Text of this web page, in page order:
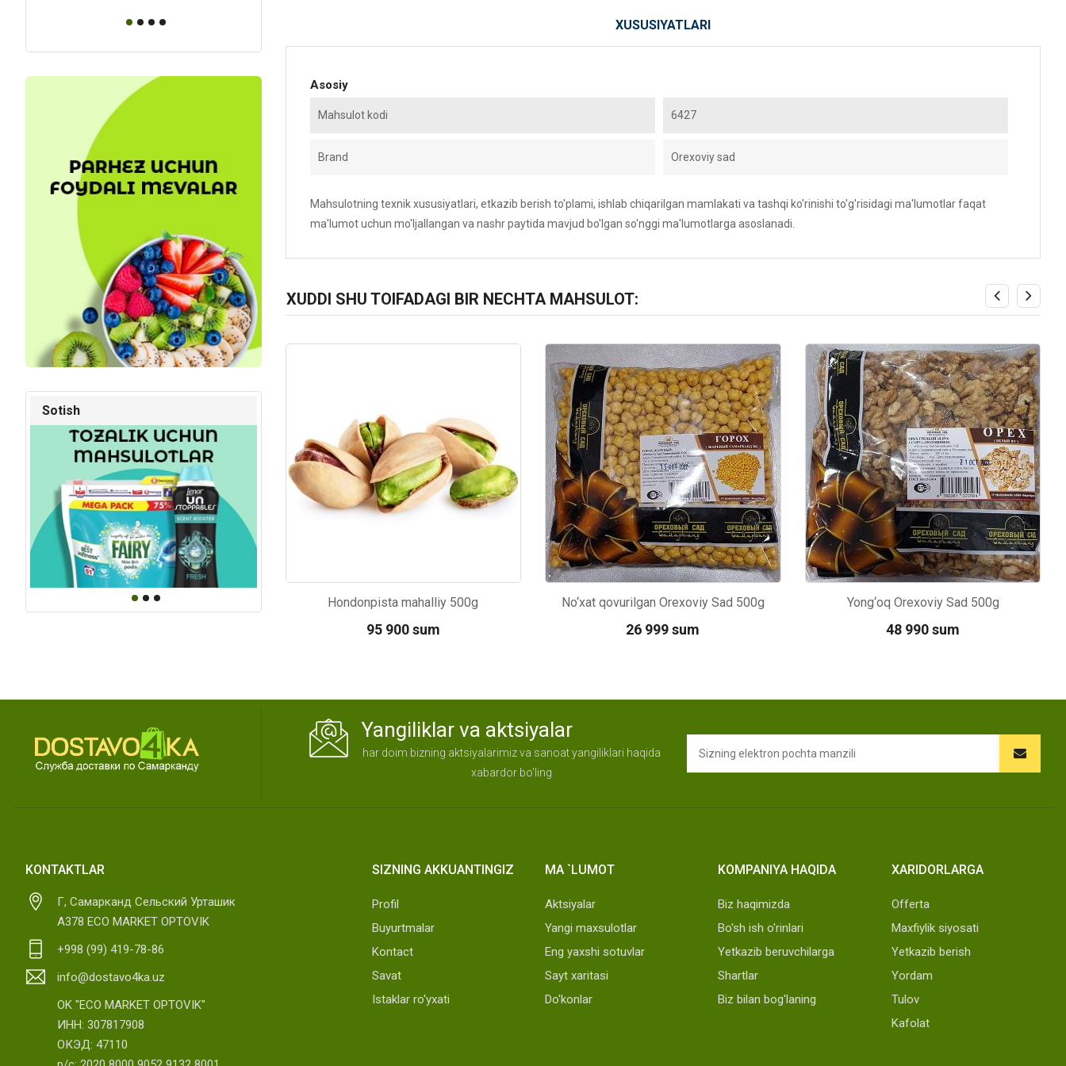
Sotish
XUSUSIYATLARI
Asosiy
Mahsulot kodi 6427
Brand Orexoviy sad
Mahsulotning texnik xususiyatlari, etkazib berish to'plami, ishlab chiqarilgan mamlakati va tashqi ko'rinishi to'g'risidagi ma'lumotlar faqat
ma'lumot uchun mo'ljallangan va nashr paytida mavjud bo'lgan so'nggi ma'lumotlarga asoslanadi.
XUDDI SHU TOIFADAGI BIR NECHTA MAHSULOT:
Kod: 4393
Hondonpista mahalliy 500g
95 900 sum
No‘xat qovurilgan Orexoviy Sad 500g
26 999 sum
Kod: 6426
Yong‘oq Orexoviy Sad 500g
48 990 sum
Kod: 6424
Yangiliklar va aktsiyalar
har doim bizning aktsiyalarimiz va sanoat yangiliklari haqida
xabardor bo'ling
KONTAKTLAR
Г, Самарканд Сельский Урташик
А378 ECO MARKET OPTOVIK
+998 (99) 419-78-86
info@dostavo4ka.uz
OK "ECO MARKET OPTOVIK"
ИНН: 307817908
ОКЭД: 47110
SIZNING AKKUANTINGIZ
Profil
Buyurtmalar
Kontact
Savat
Istaklar ro'yxati
MA `LUMOT
Aktsiyalar
Yangi maxsulotlar
Eng yaxshi sotuvlar
Sayt xaritasi
Do'konlar
KOMPANIYA HAQIDA
Biz haqimizda
Bo'sh ish o'rinlari
Yetkazib beruvchilarga
Shartlar
Biz bilan bog'laning
XARIDORLARGA
Offerta
Maxfiylik siyosati
Yetkazib berish
Yordam
Tulov
Kafolat